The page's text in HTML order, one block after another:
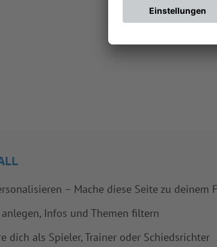
– Mache diese Seite zu deinem
Infos und Themen filtern
dich als Spieler, Trainer oder Schiedsrichter